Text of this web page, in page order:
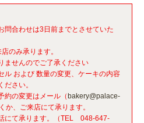
問合わせは3日前までとさせていた
のみ承ります。
ませんのでご了承ください
ル および 数量の変更、ケーキの内容
さい。
約の変更はメール（bakery@palace-
か、ご来店にて承ります。
にて承ります。（TEL 048-647-